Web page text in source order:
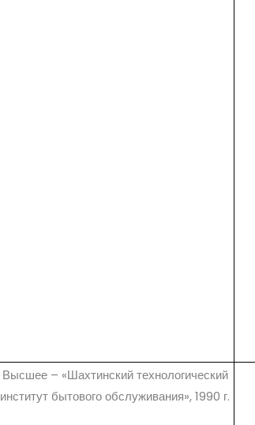
Высшее – «Шахтинский технологический
институт бытового обслуживания», 1990 г.